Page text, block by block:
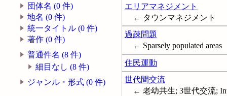
団体名 (0 件)
地名 (0 件)
統一タイトル (0 件)
著作 (0 件)
普通件名 (8 件)
細目なし (8 件)
ジャンル・形式 (0 件)
エリアマネジメント
← タウンマネジメント
過疎問題
← Sparsely populated areas
住民運動
世代間交流
← 老幼共生; 3世代交流;